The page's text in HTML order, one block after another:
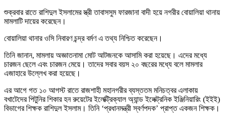
শুক্রবার রাতে রাশিদুল ইসলামের স্ত্রী তাবাসসুম ফারজানা বাদী হয়ে নগরীর বোয়ালিয়া থানায়
মামলাটি দায়ের করেছেন।
বোয়ালিয়া থানার ওসি নিবারণ চন্দ্র বর্মণ এ তথ্য নিশ্চিত করেছেন।
তিনি জানান, মামলায় অজ্ঞাতনামা মোট আটজনকে আসামি করা হয়েছে। এদের মধ্যে
চারজন ছেলে এবং চারজন মেয়ে। তাদের সবার বয়স ২০ বছরের মধ্যে বলে মামলার
এজাহারে উল্লেখ করা হয়েছে।
এর আগে গত ১০ আগস্ট রাতে রাজশাহী মহানগরীর ব্যস্ততম মনিচত্বর এলাকায়
বখাটেদের পিটুনির শিকার হন রুয়েটের ইলেক্ট্রিক্যাল অ্যান্ড ইলেক্ট্রনিক ইঞ্জিনিয়ারিং (ইইই)
বিভাগের শিক্ষক রাশিদুল ইসলাম। তিনি ‘প্রধানমন্ত্রী স্বর্ণপদক’ প্রাপ্ত একজন শিক্ষক।